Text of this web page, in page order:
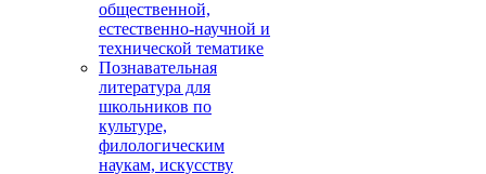
общественной,
естественно-научной и
технической тематике
Познавательная
литература для
школьников по
культуре,
филологическим
наукам, искусству